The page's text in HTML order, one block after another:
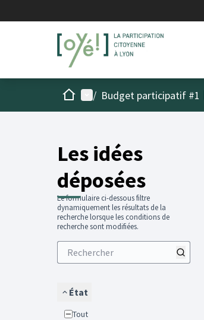
AccueilMenu principal
/ Budget participatif #1
Les idées
déposées
Le formulaire ci-dessous filtre
dynamiquement les résultats de la
recherche lorsque les conditions de
recherche sont modifiées.
État
Tout